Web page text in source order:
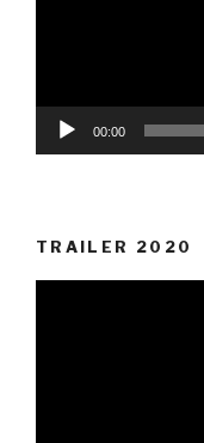
00:00
TRAILER 2020